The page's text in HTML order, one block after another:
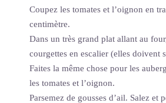
Coupez les tomates et l’oignon en
centimètre.
Dans un très grand plat allant au
courgettes en escalier (elles doivent
Faites la même chose pour les
les tomates et l’oignon.
Parsemez de gousses d’ail. Salez et